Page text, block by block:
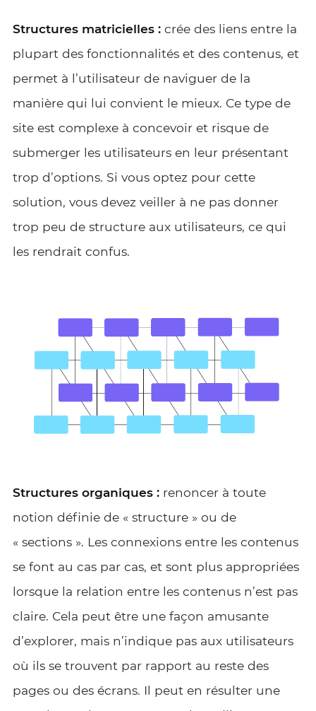
Structures matricielles :crée des liens entre la
plupart des fonctionnalités et des contenus, et
permet à l’utilisateur de naviguer de la
manière qui lui convient le mieux. Ce type de
site est complexe à concevoir et risque de
submerger les utilisateurs en leur présentant
trop d’options. Si vous optez pour cette
solution, vous devez veiller à ne pas donner
trop peu de structure aux utilisateurs, ce qui
les rendrait confus.
Structures organiques :renoncer à toute
notion définie de « structure » ou de
« sections ». Les connexions entre les contenus
se font au cas par cas, et sont plus appropriées
lorsque la relation entre les contenus n’est pas
claire. Cela peut être une façon amusante
d’explorer, mais n’indique pas aux utilisateurs
où ils se trouvent par rapport au reste des
pages ou des écrans. Il peut en résulter une